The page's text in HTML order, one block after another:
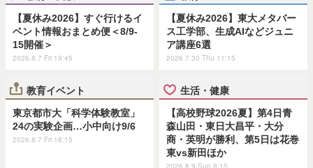
【夏休み2026】すぐ行けるイ
ベント情報おまとめ便＜8/9-
15開催＞
2026.8.7 Fri 19:45
【夏休み2026】東大メタバー
ス工学部、生成AIなどジュニ
ア講座6選
2026.7.30 Thu 11:15
教育イベント
東京都市大「科学体験教室」
24の実験企画…小中向け9/6
2026.8.7 Fri 18:15
生活・健康
【高校野球2026夏】第4日青
森山田・東日大昌平・大分
商・英明が勝利、第5日は花巻
東vs新田ほか
2026.8.9 Sun 9:15